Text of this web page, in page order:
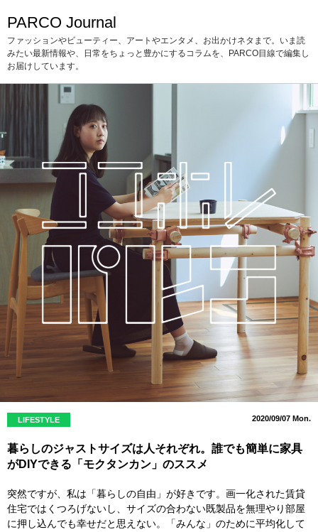
PARCO Journal
ファッションやビューティー、アートやエンタメ、お出かけネタまで。いま読
みたい最新情報や、日常をちょっと豊かにするコラムを、PARCO目線で編集し
お届けしています。
LIFESTYLE 2020/09/07 Mon.
暮らしのジャストサイズは人それぞれ。誰でも簡単に家具
がDIYできる「モクタンカン」のススメ
突然ですが、私は「暮らしの自由」が好きです。画一化された賃貸
住宅ではくつろげないし、サイズの合わない既製品を無理やり部屋
に押し込んでも幸せだと思えない。「みんな」のために平均化して